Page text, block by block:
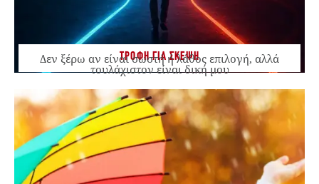
ΤΡΟΦΗ ΓΙΑ ΣΚΕΨΗ
Δεν ξέρω αν είναι σωστή ή λάθος επιλογή, αλλά
τουλάχιστον είναι δική μου